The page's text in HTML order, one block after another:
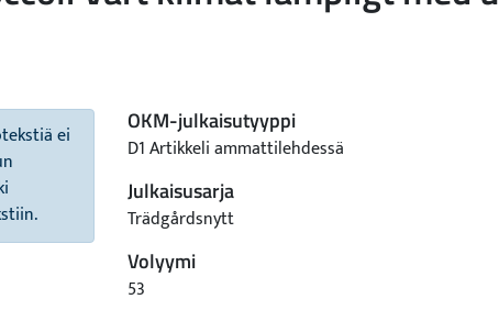
ei
OKM-julkaisutyyppi
D1 Artikkeli ammattilehdessä
Julkaisusarja
Trädgårdsnytt
Volyymi
53